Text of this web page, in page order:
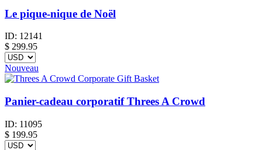
Le pique-nique de Noël
ID: 12141
$ 299.95
Nouveau
Panier-cadeau corporatif Threes A Crowd
ID: 11095
$ 199.95